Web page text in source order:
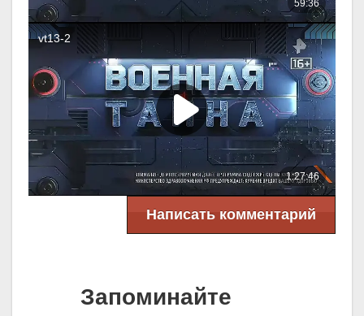
Написать комментарий
Запоминайте